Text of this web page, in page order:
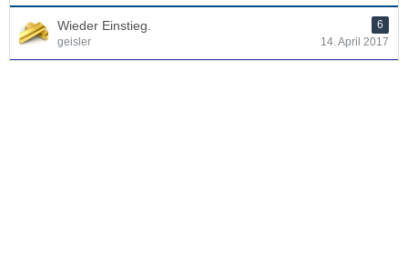
Wieder Einstieg.
6
geisler
14. April 2017